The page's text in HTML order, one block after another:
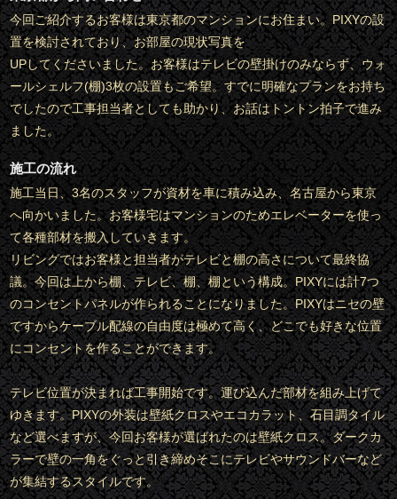
今回ご紹介するお客様は東京都のマンションにお住まい。PIXYの設
置を検討されており、お部屋の現状写真を
UPしてくださいました。お客様はテレビの壁掛けのみならず、ウォ
ールシェルフ(棚)3枚の設置もご希望。すでに明確なプランをお持ち
でしたので工事担当者としても助かり、お話はトントン拍子で進み
ました。
施工の流れ
施工当日、3名のスタッフが資材を車に積み込み、名古屋から東京
へ向かいました。お客様宅はマンションのためエレベーターを使っ
て各種部材を搬入していきます。
リビングではお客様と担当者がテレビと棚の高さについて最終協
議。今回は上から棚、テレビ、棚、棚という構成。PIXYには計7つ
のコンセントパネルが作られることになりました。PIXYはニセの壁
ですからケーブル配線の自由度は極めて高く、どこでも好きな位置
にコンセントを作ることができます。
テレビ位置が決まれば工事開始です。運び込んだ部材を組み上げて
ゆきます。PIXYの外装は壁紙クロスやエコカラット、石目調タイル
など選べますが、今回お客様が選ばれたのは壁紙クロス。ダークカ
ラーで壁の一角をぐっと引き締めそこにテレビやサウンドバーなど
が集結するスタイルです。